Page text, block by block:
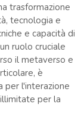
trasformazione
tecnologia e
e capacità di
ruolo cruciale
il metaverso e
è
per l'interazione
per la